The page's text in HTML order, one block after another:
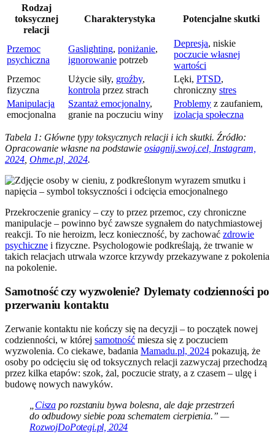
Rodzaj
toksycznej
relacji
Charakterystyka Potencjalne skutki
Przemoc
psychiczna
Gaslighting, poniżanie,
ignorowanie potrzeb
Depresja, niskie
poczucie własnej
wartości
Przemoc
fizyczna
Użycie siły, groźby,
kontrola przez strach
Lęki, PTSD,
chroniczny stres
Manipulacja
emocjonalna
Szantaż emocjonalny,
granie na poczuciu winy
Problemy z zaufaniem,
izolacja społeczna
Tabela 1: Główne typy toksycznych relacji i ich skutki. Źródło:
Opracowanie własne na podstawie osiagnij.swoj.cel, Instagram,
2024 Ohme.pl, 2024.
Przekroczenie granicy – czy to przez przemoc, czy chroniczne
manipulacje – powinno być zawsze sygnałem do natychmiastowej
reakcji. To nie heroizm, lecz konieczność, by zachować zdrowie
psychiczne i fizyczne. Psychologowie podkreślają, że trwanie w
takich relacjach utrwala wzorce krzywdy przekazywane z pokolenia
na pokolenie.
Samotność czy wyzwolenie? Dylematy codzienności po
przerwaniu kontaktu
Zerwanie kontaktu nie kończy się na decyzji – to początek nowej
codzienności, w której samotność miesza się z poczuciem
wyzwolenia. Co ciekawe, badania Mamadu.pl, 2024 pokazują, że
osoby po odcięciu się od toksycznych relacji zazwyczaj przechodzą
przez kilka etapów: szok, żal, poczucie straty, a z czasem – ulgę i
budowę nowych nawyków.
Cisza po rozstaniu bywa bolesna, ale daje przestrzeń
do odbudowy siebie poza schematem cierpienia.” —
RozwojDoPotegi.pl, 2024